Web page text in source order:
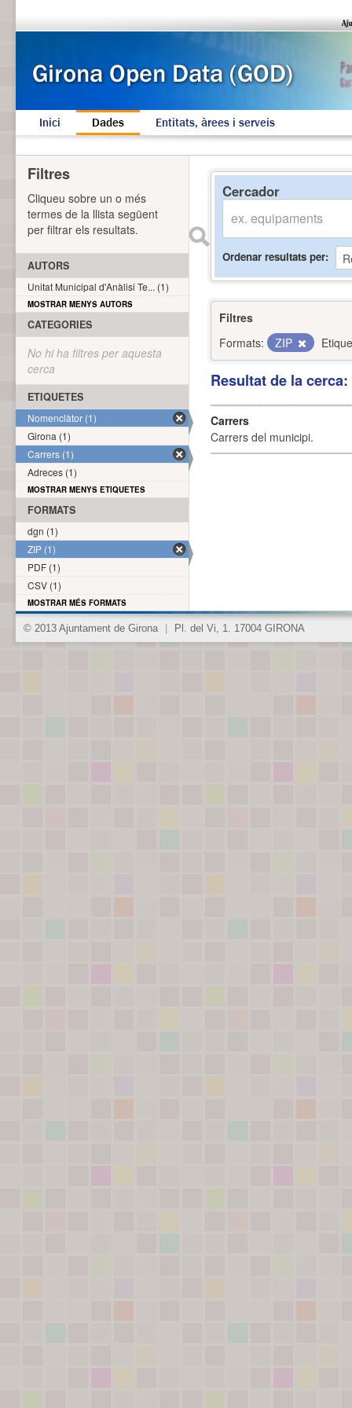
Inici Dades Entitats, àrees i serveis
Cercador
Ordenar resultats per
Filtres
Formats:
ZIP
Resultat de la
Carrers
Carrers del municipi.
Filtres
Cliqueu sobre un o més
termes de la llista següent
per filtrar els resultats.
AUTORS
Unitat Municipal d'Anàlisi Te... (1)
MOSTRAR MENYS AUTORS
CATEGORIES
No hi ha filtres per aquesta
cerca
ETIQUETES
Nomenclàtor (1)
Girona (1)
Carrers (1)
Adreces (1)
MOSTRAR MENYS ETIQUETES
FORMATS
dgn (1)
ZIP (1)
PDF (1)
CSV (1)
MOSTRAR MÉS FORMATS
© 2013 Ajuntament de Girona Pl. del Vi, 1. 17004 GIRONA